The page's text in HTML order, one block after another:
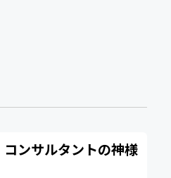
コンサルタントの神様